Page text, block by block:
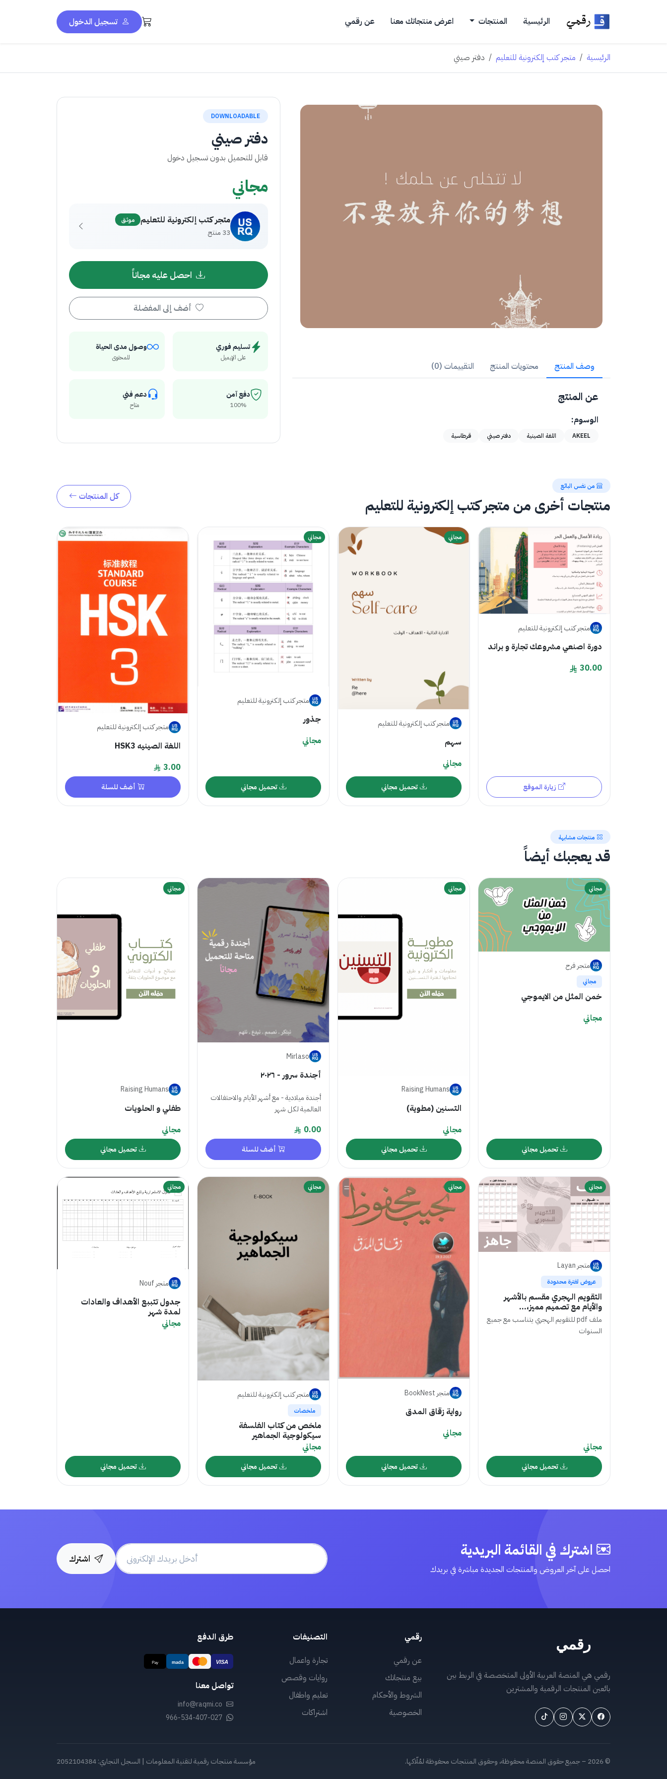
الرئيسية المنتجات اعرض منتجاتك معنا عن رقمي تسجيل الدخول
الرئيسية متجر كتب إلكترونية للتعليم دفتر صيني
وصف المنتج محتويات المنتج التقييمات (0)
عن المنتج
الوسوم:
AKEEL اللغة الصينية دفتر صيني قرطاسية
DOWNLOADABLE
دفتر صيني
قابل للتحميل بدون تسجيل دخول
مجاني
متجر كتب إلكترونية للتعليم موثق
33 منتج
احصل عليه مجاناً
أضف إلى المفضلة
تسليم فوري
على الإيميل
وصول مدى الحياة
للمحتوى
دفع آمن
100%
دعم فني
متاح
من نفس البائع
منتجات أخرى من متجر كتب إلكترونية للتعليم كل المنتجات
متجر كتب إلكترونية للتعليم
دورة اصنعي مشروعك تجارة و براند
30.00
زيارة الموقع
مجاني
متجر كتب إلكترونية للتعليم
سهم
مجاني
تحميل مجاني
مجاني
متجر كتب إلكترونية للتعليم
جذور
مجاني
تحميل مجاني
متجر كتب إلكترونية للتعليم
اللغة الصينيه HSK3
3.00
أضف للسلة
منتجات مشابهة
قد يعجبك أيضاً
مجاني
متجر فرح
مجاني
خمن المثل من الايموجي
مجاني
تحميل مجاني
مجاني
Raising Humans
التسنين (مطوية)
مجاني
تحميل مجاني
Mirlaso
أجندة سرور - ٢٠٢٦
أجندة ميلادية - مع أشهر الأيام والاحتفالات
العالمية لكل شهر
0.00
أضف للسلة
مجاني
Raising Humans
طفلي و الحلويات
مجاني
تحميل مجاني
مجاني
متجر Layan
عروض لفترة محدودة
التقويم الهجري مقسم بالأشهر
والأيام مع تصميم مميز،...
ملف pdf للتقويم الهجري يتناسب مع جميع
السنوات
مجاني
تحميل مجاني
مجاني
متجر BookNest
رواية زقاق المدق
مجاني
تحميل مجاني
مجاني
متجر كتب إلكترونية للتعليم
ملخصات
ملخص من كتاب الفلسفة
سيكولوجية الجماهير
مجاني
تحميل مجاني
مجاني
متجر Nouf
جدول تتببع الأهداف والعادات
لمدة شهر
مجاني
تحميل مجاني
اشترك في القائمة البريدية
احصل على آخر العروض والمنتجات الجديدة مباشرة في بريدك
اشترك
رقمي هي المنصة العربية الأولى المتخصصة في الربط بين
بائعين المنتجات الرقمية والمشترين
رقمي
عن رقمي
بيع منتجاتك
الشروط والأحكام
الخصوصية
التصنيفات
تجارة واعمال
روايات وقصص
تعليم واطفال
اشتراكات
طرق الدفع
تواصل معنا
info@raqmi.co
966-534-407-027
© 2026 – جميع حقوق المنصة محفوظة، وحقوق المنتجات محفوظة لمُلّاكها. مؤسسة منتجات رقمية لتقنية المعلومات | السجل التجاري: 2052104384